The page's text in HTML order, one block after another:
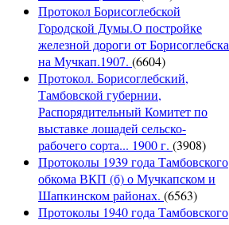
Протокол Борисоглебской
Городской Думы.О постройке
железной дороги от Борисоглебска
на Мучкап.1907. (6604)
Протокол. Борисоглебский,
Тамбовской губернии,
Распорядительный Комитет по
выставке лошадей сельско-
рабочего сорта... 1900 г. (3908)
Протоколы 1939 года Тамбовского
обкома ВКП (б) о Мучкапском и
Шапкинском районах. (6563)
Протоколы 1940 года Тамбовского